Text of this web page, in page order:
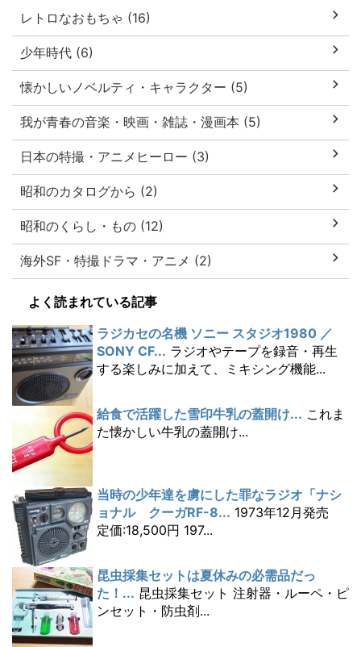
レトロなおもちゃ (16)
少年時代 (6)
懐かしいノベルティ・キャラクター (5)
我が青春の音楽・映画・雑誌・漫画本 (5)
日本の特撮・アニメヒーロー (3)
昭和のカタログから (2)
昭和のくらし・もの (12)
海外SF・特撮ドラマ・アニメ (2)
よく読まれている記事
ラジカセの名機 ソニー スタジオ1980 ／
SONY CF... ラジオやテープを録音・再生
する楽しみに加えて、ミキシング機能...
給食で活躍した雪印牛乳の蓋開け... これま
た懐かしい牛乳の蓋開け...
当時の少年達を虜にした罪なラジオ「ナシ
ョナル クーガRF-8... 1973年12月発売
定価:18,500円 197...
昆虫採集セットは夏休みの必需品だっ
た！... 昆虫採集セット 注射器・ルーペ・ピ
ンセット・防虫剤...